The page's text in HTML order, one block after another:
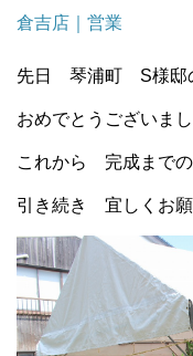
倉吉店｜営業
先日 琴浦町 S様邸
おめでとうございまし
これから 完成までの
引き続き 宜しくお願